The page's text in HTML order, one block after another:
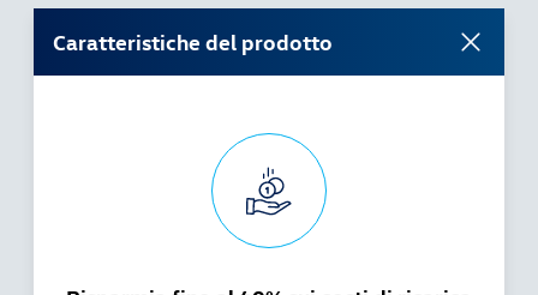
Caratteristiche del prodotto